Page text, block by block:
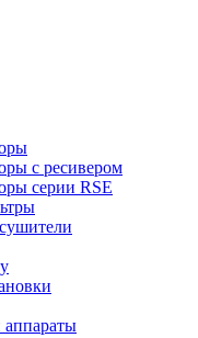
с ресивером
серии RSE